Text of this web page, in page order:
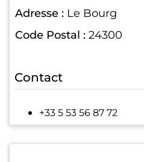
Adresse : Le Bourg
Code Postal : 24300
Contact
+33 5 53 56 87 72